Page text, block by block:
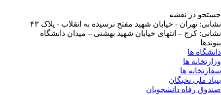
در نقشه
تهران - خیابان شهید مفتح نرسیده به انقلاب - پلاک ۴۳
کرج – انتهای خیابان شهید بهشتی – میدان دانشگاه
ها
ها
ها
ملی نخبگان
رفاه دانشجویان